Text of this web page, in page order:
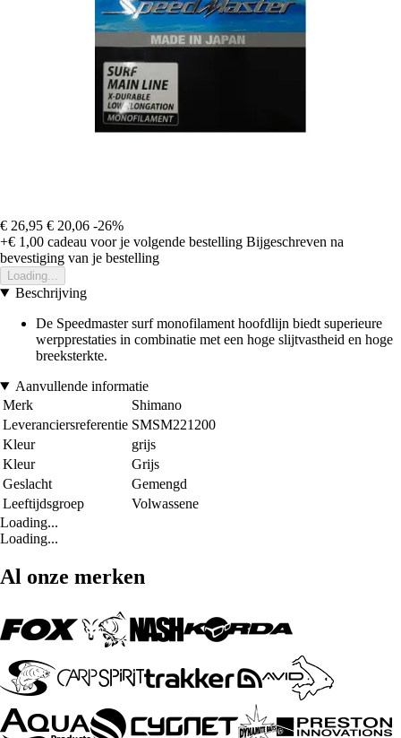
€ 26,95 € 20,06 -26%
+€ 1,00 cadeau voor je volgende bestelling Bijgeschreven na
bevestiging van je bestelling
Loading...
Beschrijving
De Speedmaster surf monofilament hoofdlijn biedt superieure
werpprestaties in combinatie met een hoge slijtvastheid en hoge
breeksterkte.
Aanvullende informatie
Merk
Shimano
Leveranciersreferentie SMSM221200
Kleur
grijs
Kleur
Grijs
Geslacht
Gemengd
Leeftijdsgroep
Volwassene
Loading...
Loading...
Al onze merken